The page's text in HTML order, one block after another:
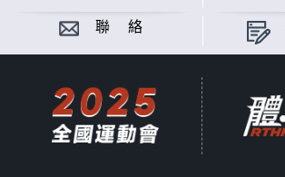
聯 絡